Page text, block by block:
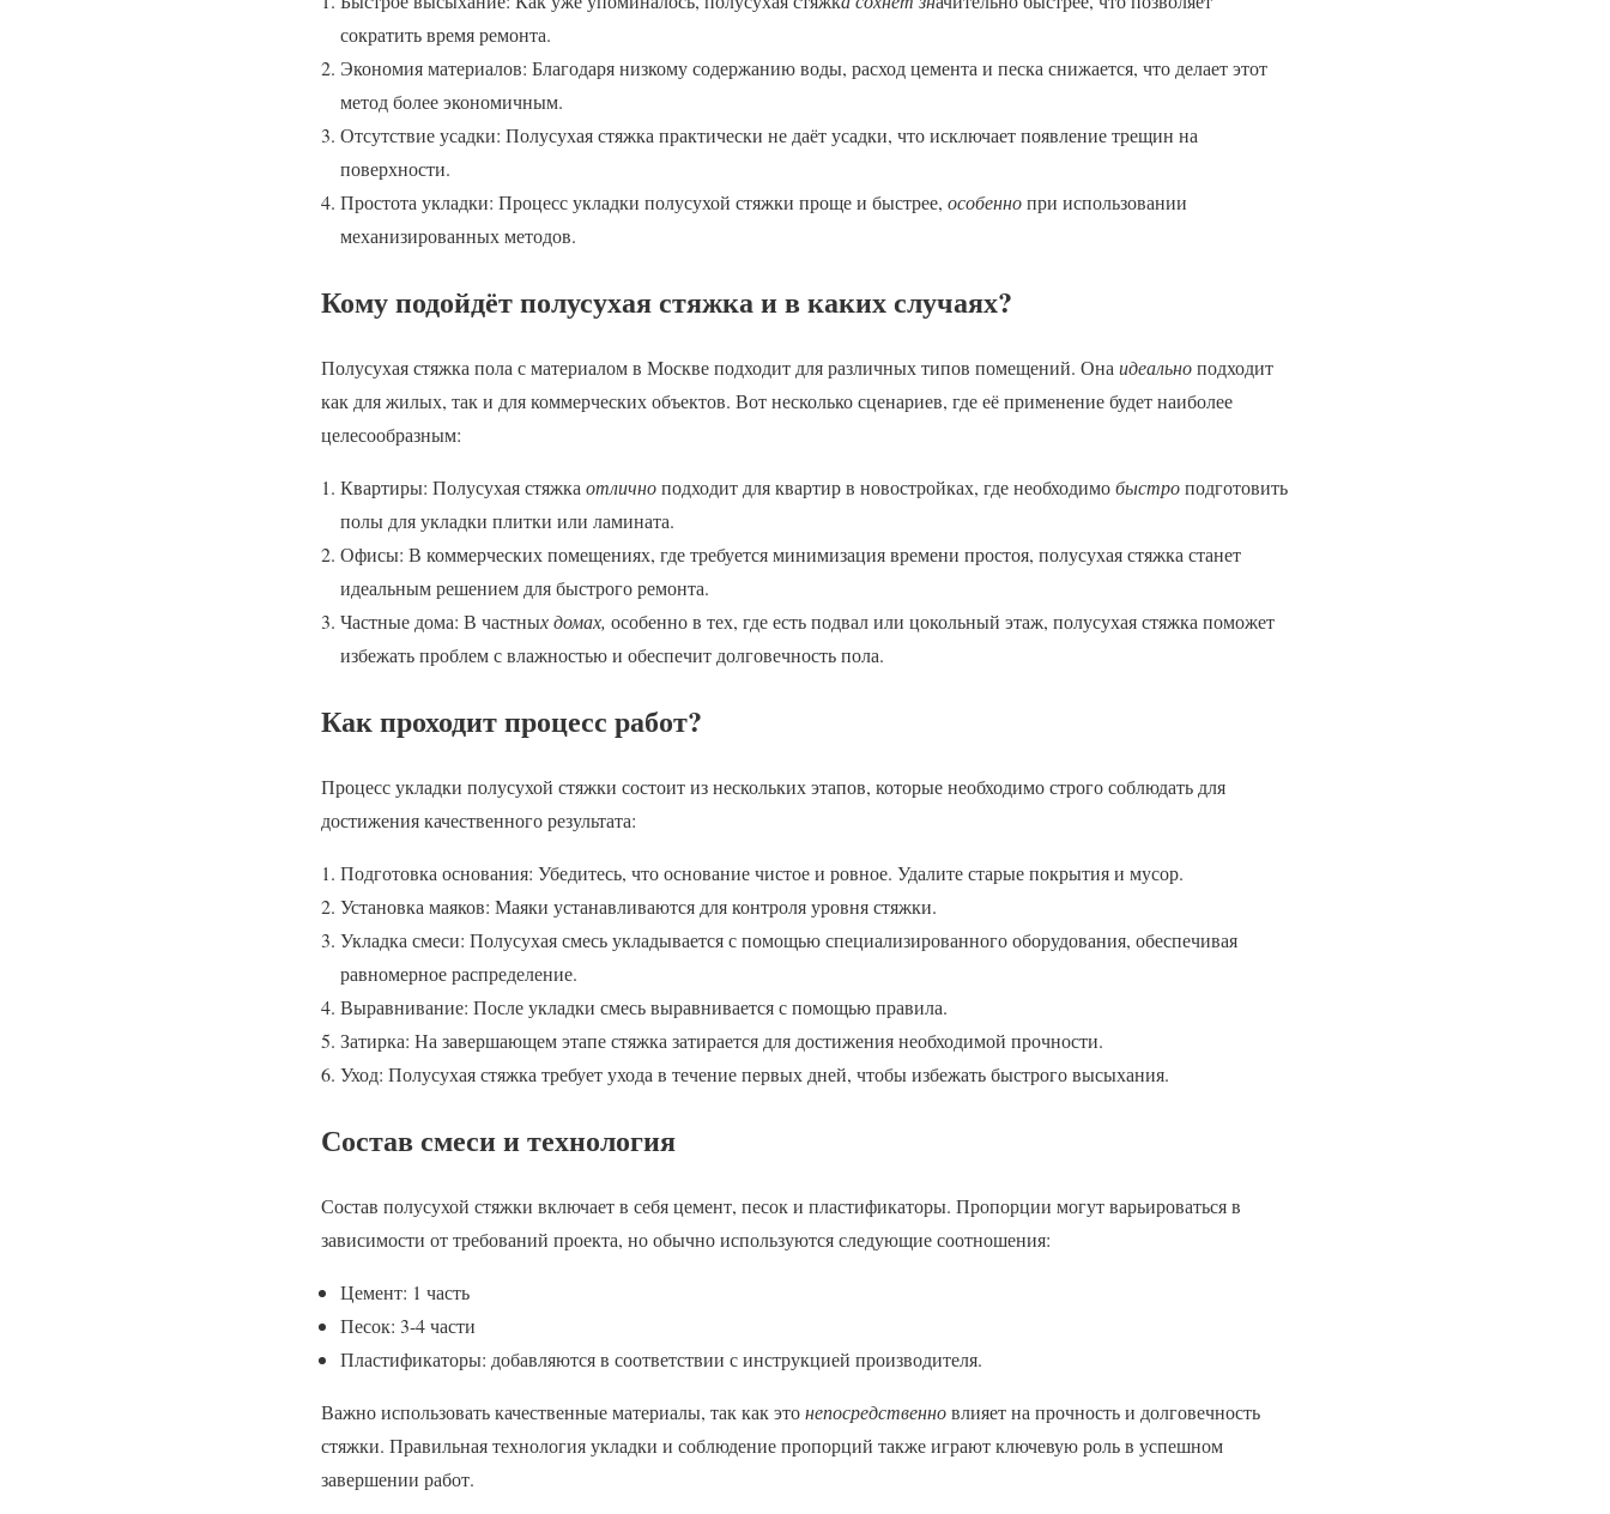
сократить время ремонта.
Экономия материалов: Благодаря низкому содержанию воды, расход цемента и песка снижается, что делает этот
метод более экономичным.
Отсутствие усадки: Полусухая стяжка практически не даёт усадки, что исключает появление трещин на
поверхности.
Простота укладки: Процесс укладки полусухой стяжки проще и быстрее, особеннопри использовании
механизированных методов.
Кому подойдёт полусухая стяжка и в каких случаях?
Полусухая стяжка пола с материалом в Москве подходит для различных типов помещений. Она идеальноподходит
как для жилых, так и для коммерческих объектов. Вот несколько сценариев, где её применение будет наиболее
целесообразным:
Квартиры: Полусухая стяжка отличноподходит для квартир в новостройках, где необходимобыстроподготовить
полы для укладки плитки или ламината.
Офисы: В коммерческих помещениях, где требуется минимизация времени простоя, полусухая стяжка станет
идеальным решением для быстрого ремонта.
Частные дома: В частных домах, особенно в тех, где есть подвал или цокольный этаж, полусухая стяжка поможет
избежать проблем с влажностью и обеспечит долговечность пола.
Как проходит процесс работ?
Процесс укладки полусухой стяжки состоит из нескольких этапов, которые необходимо строго соблюдать для
достижения качественного результата:
Подготовка основания: Убедитесь, что основание чистое и ровное. Удалите старые покрытия и мусор.
Установка маяков: Маяки устанавливаются для контроля уровня стяжки.
Укладка смеси: Полусухая смесь укладывается с помощью специализированного оборудования, обеспечивая
равномерное распределение.
Выравнивание: После укладки смесь выравнивается с помощью правила.
Затирка: На завершающем этапе стяжка затирается для достижения необходимой прочности.
Уход: Полусухая стяжка требует ухода в течение первых дней, чтобы избежать быстрого высыхания.
Состав смеси и технология
Состав полусухой стяжки включает в себя цемент, песок и пластификаторы. Пропорции могут варьироваться в
зависимости от требований проекта, но обычно используются следующие соотношения:
Цемент: 1 часть
Песок: 3-4 части
Пластификаторы: добавляются в соответствии с инструкцией производителя.
Важно использовать качественные материалы, так как этонепосредственновлияет на прочность и долговечность
стяжки. Правильная технология укладки и соблюдение пропорций также играют ключевую роль в успешном
завершении работ.